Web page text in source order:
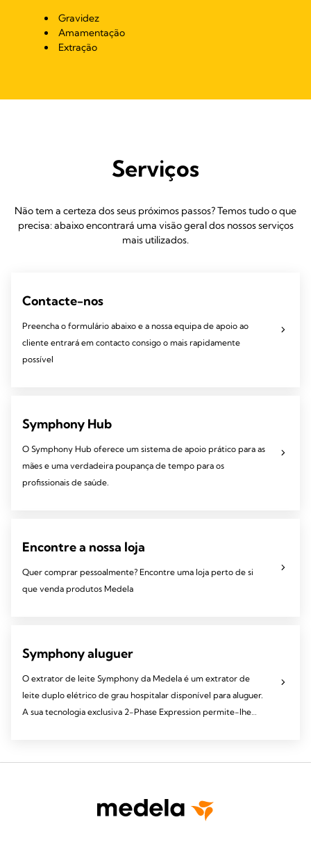
Gravidez
Amamentação
Extração
Serviços
Não tem a certeza dos seus próximos passos? Temos tudo o que
precisa: abaixo encontrará uma visão geral dos nossos serviços
mais utilizados.
Contacte-nos
Preencha o formulário abaixo e a nossa equipa de apoio ao
cliente entrará em contacto consigo o mais rapidamente
possível
Symphony Hub
O Symphony Hub oferece um sistema de apoio prático para as
mães e uma verdadeira poupança de tempo para os
profissionais de saúde.
Encontre a nossa loja
Quer comprar pessoalmente? Encontre uma loja perto de si
que venda produtos Medela
Symphony aluguer
O extrator de leite Symphony da Medela é um extrator de
leite duplo elétrico de grau hospitalar disponível para aluguer.
A sua tecnologia exclusiva 2-Phase Expression permite-lhe